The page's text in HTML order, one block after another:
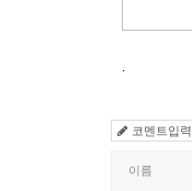
.
코멘트입력
이름